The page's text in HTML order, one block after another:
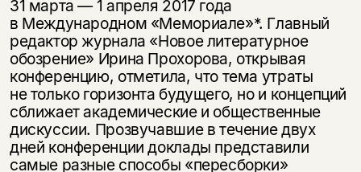
31 марта — 1 апреля 2017 года
в Международном «Мемориале»*. Главный
редактор журнала «Новое литературное
обозрение» Ирина Прохорова, открывая
конференцию, отметила, что тема утраты
не только горизонта будущего, но и концепций
сближает академические и общественные
дискуссии. Прозвучавшие в течение двух
дней конференции доклады представили
самые разные способы «пересборки»